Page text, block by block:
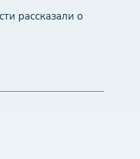
рассказали о